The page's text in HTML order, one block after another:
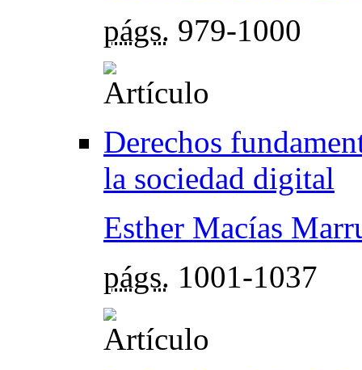
págs. 979-1000
Derechos
la sociedad digital
Esther Macías
págs. 1001-1037